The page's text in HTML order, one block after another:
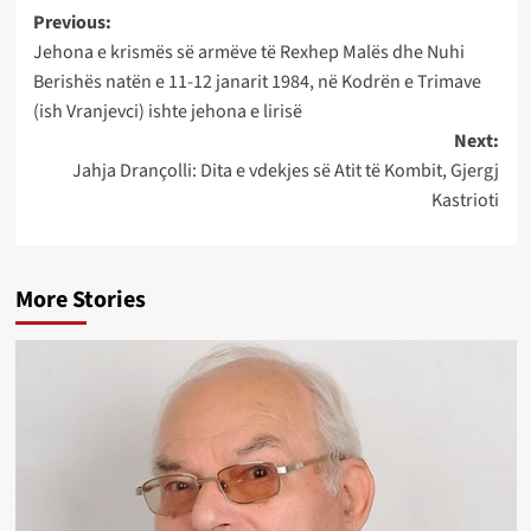
Post
navigation
Previous:
Jehona e krismës së armëve të Rexhep Malës dhe Nuhi
Berishës natën e 11-12 janarit 1984, në Kodrën e Trimave
(ish Vranjevci) ishte jehona e lirisë
Next:
Jahja Drançolli: Dita e vdekjes së Atit të Kombit, Gjergj
Kastrioti
More Stories